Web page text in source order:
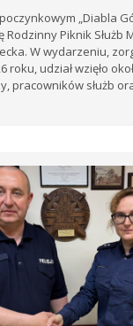
„Diabla
Rodzinny Piknik Służb
W wydarzeniu,
roku, udział wzięło
pracowników służb